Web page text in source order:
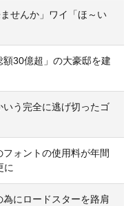
せんか」ワイ「ほ～い
額30億超」の大豪邸を建
いう完全に逃げ切ったゴ
フォントの使用料が年間
に
為にロードスターを路肩